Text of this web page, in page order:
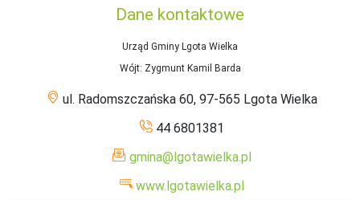
Dane kontaktowe
Urząd Gminy Lgota Wielka
Wójt: Zygmunt Kamil Barda
ul. Radomszczańska 60, 97-565 Lgota Wielka
44 6801381
gmina@lgotawielka.pl
www.lgotawielka.pl